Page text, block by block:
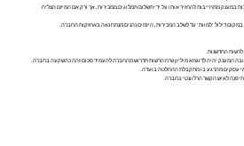
במענק מתחייבות להחזיר אותו על ידי תשלום תמלוגים ממכירות, אך ורק אם המיזם הצליח
החדשנות.
המענק יהיה לדוגמא מיליון ש"ח הרשות תדרוש מהחברה להעמיד סכום זהה כהשקעה בחברה.
לאיש הקשר הרלוונטי בחברה.